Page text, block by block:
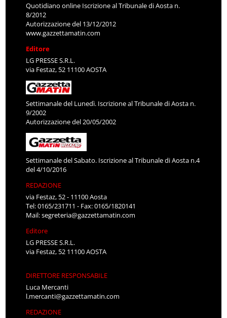
Quotidiano online Iscrizione al Tribunale di Aosta n.
8/2012
Autorizzazione del 13/12/2012
www.gazzettamatin.com
Editore
LG PRESSE S.R.L.
via Festaz, 52 11100 AOSTA
Settimanale del Lunedì. Iscrizione al Tribunale di Aosta n.
9/2002
Autorizzazione del 20/05/2002
Settimanale del Sabato. Iscrizione al Tribunale di Aosta n.4
del 4/10/2016
REDAZIONE
via Festaz, 52 - 11100 Aosta
Tel: 0165/231711 - Fax: 0165/1820141
Mail:segreteria@gazzettamatin.com
Editore
LG PRESSE S.R.L.
via Festaz, 52 11100 AOSTA
DIRETTORE RESPONSABILE
Luca Mercanti
l.mercanti@gazzettamatin.com
REDAZIONE